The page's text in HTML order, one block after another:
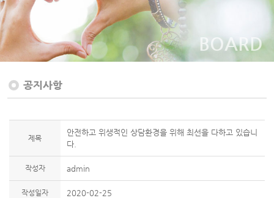
BOARD
공지사항
제목
안전하고 위생적인 상담환경을 위해 최선을 다하고 있습니
다.
작성자 admin
작성일자 2020-02-25